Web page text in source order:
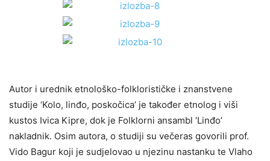
Autor i urednik etnološko-folklorističke i znanstvene
studije ‘Kolo, linđo, poskočica’ je također etnolog i viši
kustos Ivica Kipre, dok je Folklorni ansambl ‘Linđo’
nakladnik. Osim autora, o studiji su večeras govorili prof.
Vido Bagur koji je sudjelovao u njezinu nastanku te Vlaho